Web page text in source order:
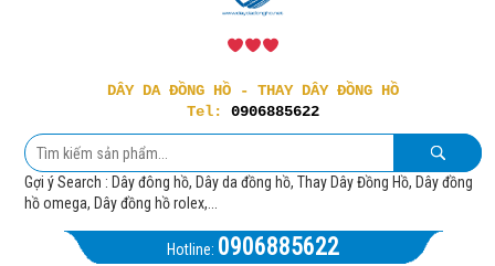
DÂY DA ĐỒNG HỒ - THAY DÂY ĐỒNG HỒ
Tel: 0906885622
Gợi ý Search : Dây đông hồ, Dây da đồng hồ, Thay Dây Đồng Hồ, Dây đồng
hồ omega, Dây đồng hồ rolex,...
Hotline: 0906885622